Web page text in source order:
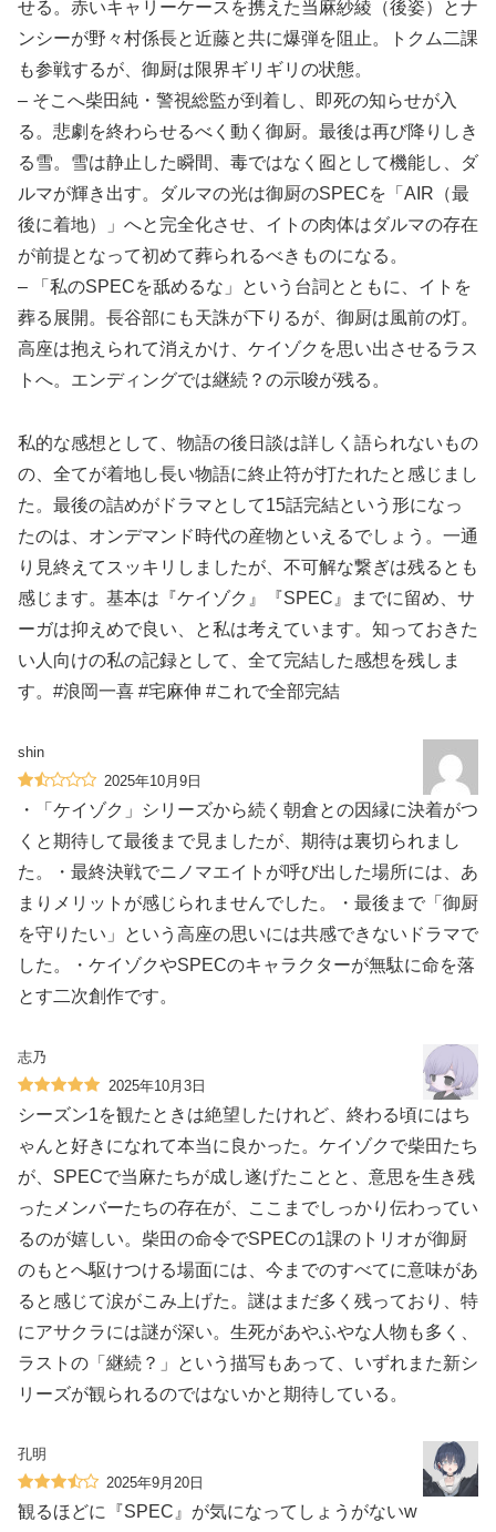
せる。赤いキャリーケースを携えた当麻紗綾（後姿）とナ
ンシーが野々村係長と近藤と共に爆弾を阻止。トクム二課
も参戦するが、御厨は限界ギリギリの状態。
– そこへ柴田純・警視総監が到着し、即死の知らせが入
る。悲劇を終わらせるべく動く御厨。最後は再び降りしき
る雪。雪は静止した瞬間、毒ではなく囮として機能し、ダ
ルマが輝き出す。ダルマの光は御厨のSPECを「AIR（最
後に着地）」へと完全化させ、イトの肉体はダルマの存在
が前提となって初めて葬られるべきものになる。
– 「私のSPECを舐めるな」という台詞とともに、イトを
葬る展開。長谷部にも天誅が下りるが、御厨は風前の灯。
高座は抱えられて消えかけ、ケイゾクを思い出させるラス
トへ。エンディングでは継続？の示唆が残る。
私的な感想として、物語の後日談は詳しく語られないもの
の、全てが着地し長い物語に終止符が打たれたと感じまし
た。最後の詰めがドラマとして15話完結という形になっ
たのは、オンデマンド時代の産物といえるでしょう。一通
り見終えてスッキリしましたが、不可解な繋ぎは残るとも
感じます。基本は『ケイゾク』『SPEC』までに留め、サ
ーガは抑えめで良い、と私は考えています。知っておきた
い人向けの私の記録として、全て完結した感想を残しま
す。#浪岡一喜 #宅麻伸 #これで全部完結
shin
2025年10月9日
・「ケイゾク」シリーズから続く朝倉との因縁に決着がつ
くと期待して最後まで見ましたが、期待は裏切られまし
た。・最終決戦でニノマエイトが呼び出した場所には、あ
まりメリットが感じられませんでした。・最後まで「御厨
を守りたい」という高座の思いには共感できないドラマで
した。・ケイゾクやSPECのキャラクターが無駄に命を落
とす二次創作です。
志乃
2025年10月3日
シーズン1を観たときは絶望したけれど、終わる頃にはち
ゃんと好きになれて本当に良かった。ケイゾクで柴田たち
が、SPECで当麻たちが成し遂げたことと、意思を生き残
ったメンバーたちの存在が、ここまでしっかり伝わってい
るのが嬉しい。柴田の命令でSPECの1課のトリオが御厨
のもとへ駆けつける場面には、今までのすべてに意味があ
ると感じて涙がこみ上げた。謎はまだ多く残っており、特
にアサクラには謎が深い。生死があやふやな人物も多く、
ラストの「継続？」という描写もあって、いずれまた新シ
リーズが観られるのではないかと期待している。
孔明
2025年9月20日
観るほどに『SPEC』が気になってしょうがないw